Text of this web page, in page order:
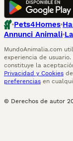
Pets4Homes
Annunci Animali
MundoAnimalia.com
experiencia de
constituye la
Privacidad y Cookies
preferencias en
© Derechos de autor